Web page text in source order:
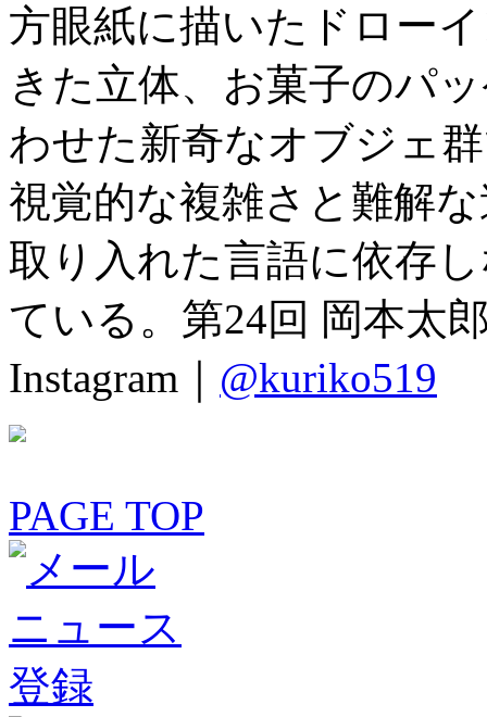
方眼紙に描いたドロー
きた立体、お菓子のパ
わせた新奇なオブジェ
視覚的な複雑さと難解
取り入れた言語に依存
ている。第24回 岡本太
Instagram｜ @kuriko519
PAGE TOP